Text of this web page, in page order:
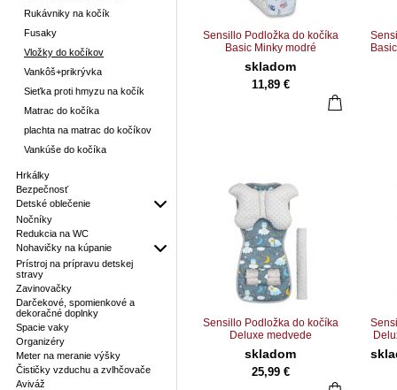
Rukávniky na kočík
Fusaky
Vložky do kočíkov
Vankôš+prikrývka
Sieťka proti hmyzu na kočík
Matrac do kočíka
plachta na matrac do kočíkov
Vankúše do kočíka
Hrkálky
Bezpečnosť
Detské oblečenie
Nočníky
Redukcia na WC
Nohavičky na kúpanie
Prístroj na prípravu detskej
stravy
Zavinovačky
Darčekové, spomienkové a
dekoračné doplnky
Spacie vaky
Organizéry
Meter na meranie výšky
Čističky vzduchu a zvlhčovače
Aviváž
Sensillo Podložka do kočíka
Basic Minky modré
chameleóny
skladom
11,89 €
Sensillo Podložka do kočíka
Deluxe medvede
skladom
25,99 €